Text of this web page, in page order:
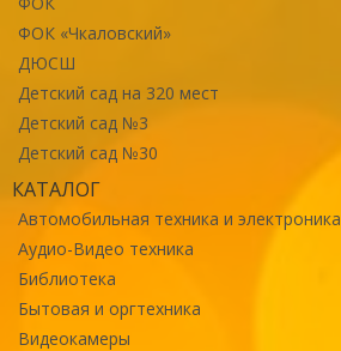
ФОК «Чкаловский»
ДЮСШ
Детский сад на 320 мест
Детский сад №3
Детский сад №30
КАТАЛОГ
Автомобильная техника и электроника
Аудио-Видео техника
Библиотека
Бытовая и оргтехника
Видеокамеры